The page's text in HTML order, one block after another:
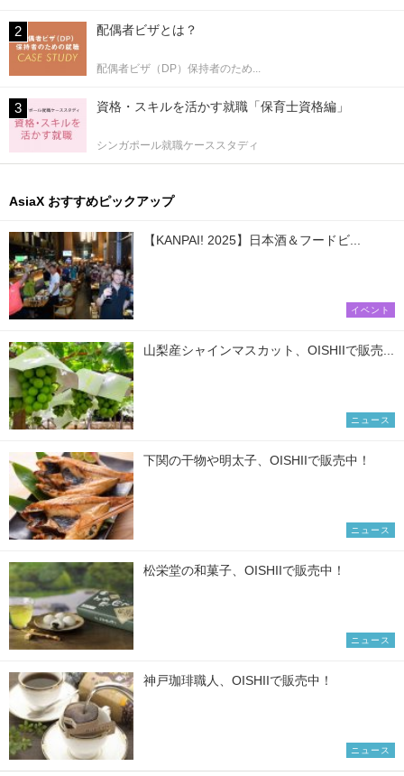
配偶者ビザとは？
配偶者ビザ（DP）保持者のため...
資格・スキルを活かす就職「保育士資格編」
シンガポール就職ケーススタディ
AsiaX おすすめピックアップ
【KANPAI! 2025】日本酒＆フードビ...
イベント
山梨産シャインマスカット、OISHIIで販売...
ニュース
下関の干物や明太子、OISHIIで販売中！
ニュース
松栄堂の和菓子、OISHIIで販売中！
ニュース
神戸珈琲職人、OISHIIで販売中！
ニュース